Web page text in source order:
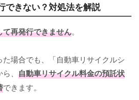
できない？対処法を解説
再発行できません。
場合でも、「自動車リサイクルシ
、 自動車リサイクル料金の預託状
できます。